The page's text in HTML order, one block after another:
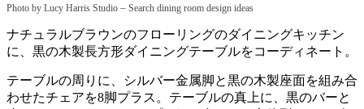
Photo by Lucy Harris Studio – Search dining room design ideas
ナチュラルブラウンのフローリングのダイニングキッチン
に、黒の木製長方形ダイニングテーブルをコーディネート。
テーブルの周りに、シルバー金属脚と黒の木製座面を組み合
わせたチェアを8脚プラス。テーブルの真上に、黒のバーと